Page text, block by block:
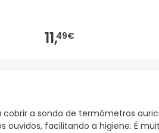
11,49€
a sonda de termómetros
ouvidos, facilitando a higiene. É